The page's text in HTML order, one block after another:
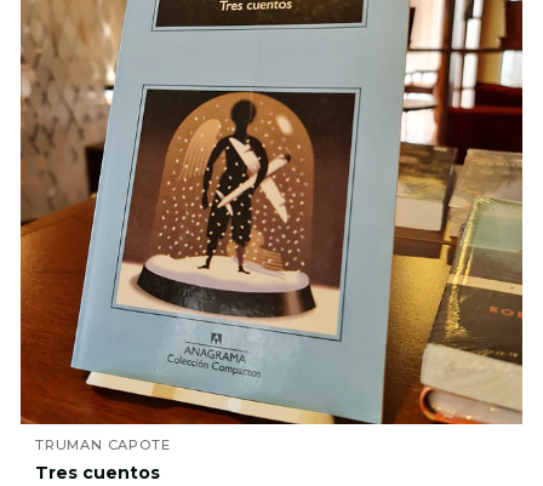
TRUMAN CAPOTE
Tres cuentos